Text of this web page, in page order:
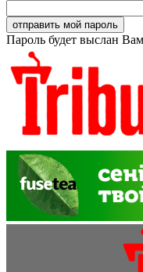
Пароль будет выслан